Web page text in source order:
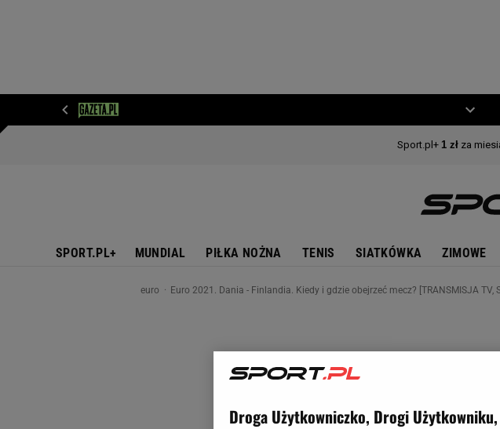
SPORT.PL+ MUNDIAL PIŁKA NOŻNA TENIS SIATKÓWKA ZIMOWE
euro Euro 2021. Dania - Finlandia. Kiedy i gdzie obejrzeć mecz? [TRANSMISJA TV,
Droga Użytkowniczko, Drogi Użytkowniku,